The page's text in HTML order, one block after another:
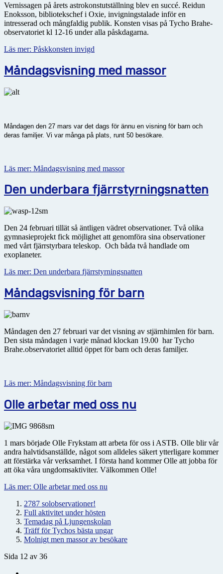
Vernissagen på årets astrokonstutställning blev en succé. Reidun
Enoksson, bibliotekschef i Oxie, invigningstalade inför en
intresserad och mångfaldig publik. Konsten visas på Tycho Brahe-
observatoriet kl 12-16 under alla påskdagarna.
Läs mer: Påskkonsten invigd
Måndagsvisning med massor
Måndagen den 27 mars var det dags för ännu en visning för barn och
deras familjer. Vi var många på plats, runt 50 besökare.
Läs mer: Måndagsvisning med massor
Den underbara fjärrstyrningsnatten
Den 24 februari tillät så äntligen vädret observationer. Två olika
gymnasieprojekt fick möjlighet att genomföra sina observationer
med vårt fjärrstyrbara teleskop. Och båda två handlade om
exoplaneter.
Läs mer: Den underbara fjärrstyrningsnatten
Måndagsvisning för barn
Måndagen den 27 februari var det visning av stjärnhimlen för barn.
Den sista måndagen i varje månad klockan 19.00 har Tycho
Brahe.observatoriet alltid öppet för barn och deras familjer.
Läs mer: Måndagsvisning för barn
Olle arbetar med oss nu
1 mars började Olle Frykstam att arbeta för oss i ASTB. Olle blir vår
andra halvtidsanställde, något som alldeles säkert ytterligare kommer
att förstärka vår verksamhet. I första hand kommer Olle att jobba för
att öka våra ungdomsaktiviter. Välkommen Olle!
Läs mer: Olle arbetar med oss nu
2787 solobservationer!
Full aktivitet under hösten
Temadag på Ljungenskolan
Träff för Tychos bästa ungar
Molnigt men massor av besökare
Sida 12 av 36